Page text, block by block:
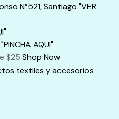
N°521, Santiago "VER
AQUI"
$25 Shop Now